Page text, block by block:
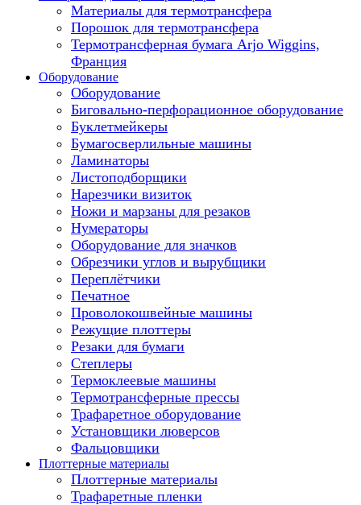
Материалы для термотрансфера
Порошок для термотрансфера
Термотрансферная бумага Arjo Wiggins,
Франция
Оборудование
Оборудование
Биговально-перфорационное оборудование
Буклетмейкеры
Бумагосверлильные машины
Ламинаторы
Листоподборщики
Нарезчики визиток
Ножи и марзаны для резаков
Нумераторы
Оборудование для значков
Обрезчики углов и вырубщики
Переплётчики
Печатное
Проволокошвейные машины
Режущие плоттеры
Резаки для бумаги
Степлеры
Термоклеевые машины
Термотрансферные прессы
Трафаретное оборудование
Установщики люверсов
Фальцовщики
Плоттерные материалы
Плоттерные материалы
Трафаретные пленки